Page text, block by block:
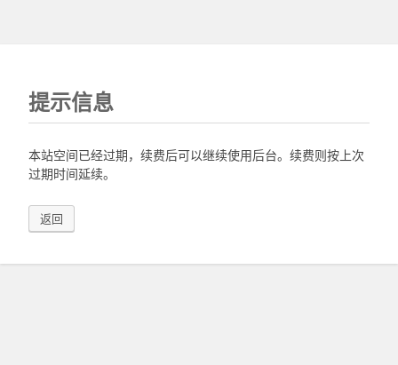
提示信息
本站空间已经过期，续费后可以继续使用后台。续费则按上次
过期时间延续。
返回